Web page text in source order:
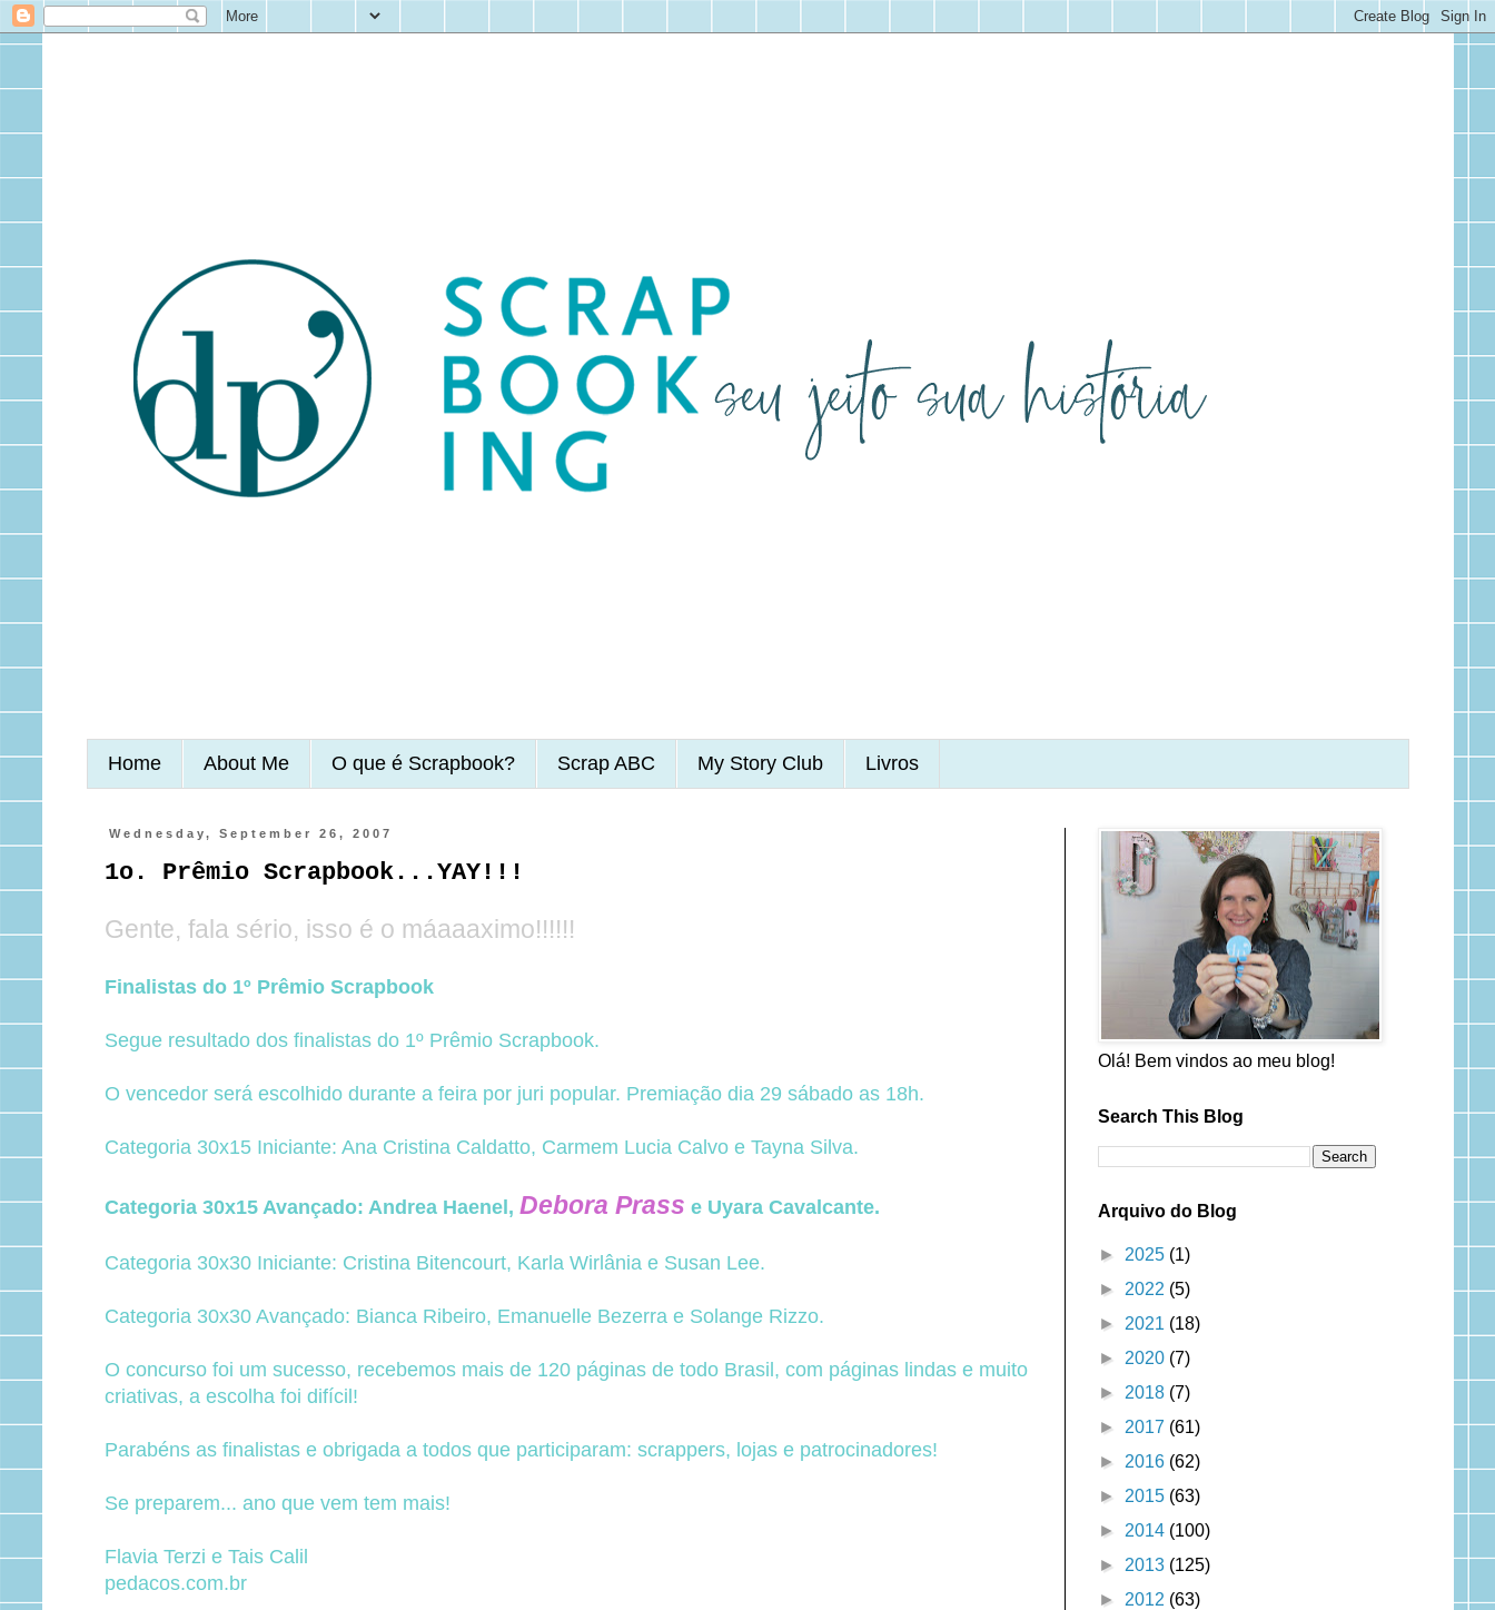
Home About Me O que é Scrapbook? Scrap ABC My Story Club Livros
Wednesday, September 26, 2007
1o. Prêmio Scrapbook...YAY!!!
Gente, fala sério, isso é o máaaaximo!!!!!!
Finalistas do 1º Prêmio Scrapbook
Segue resultado dos finalistas do 1º Prêmio Scrapbook.
O vencedor será escolhido durante a feira por juri popular. Premiação dia 29 sábado as 18h.
Categoria 30x15 Iniciante: Ana Cristina Caldatto, Carmem Lucia Calvo e Tayna Silva.
Categoria 30x15 Avançado: Andrea Haenel, Debora Prass e Uyara Cavalcante.
Categoria 30x30 Iniciante: Cristina Bitencourt, Karla Wirlânia e Susan Lee.
Categoria 30x30 Avançado: Bianca Ribeiro, Emanuelle Bezerra e Solange Rizzo.
O concurso foi um sucesso, recebemos mais de 120 páginas de todo Brasil, com páginas lindas e muito
criativas, a escolha foi difícil!
Parabéns as finalistas e obrigada a todos que participaram: scrappers, lojas e patrocinadores!
Se preparem... ano que vem tem mais!
Flavia Terzi e Tais Calil
pedacos.com.br
Olá! Bem vindos ao meu blog!
Search This Blog
Arquivo do Blog
► 2025 (1)
► 2022 (5)
► 2021 (18)
► 2020 (7)
► 2018 (7)
► 2017 (61)
► 2016 (62)
► 2015 (63)
► 2014 (100)
► 2013 (125)
► 2012 (63)